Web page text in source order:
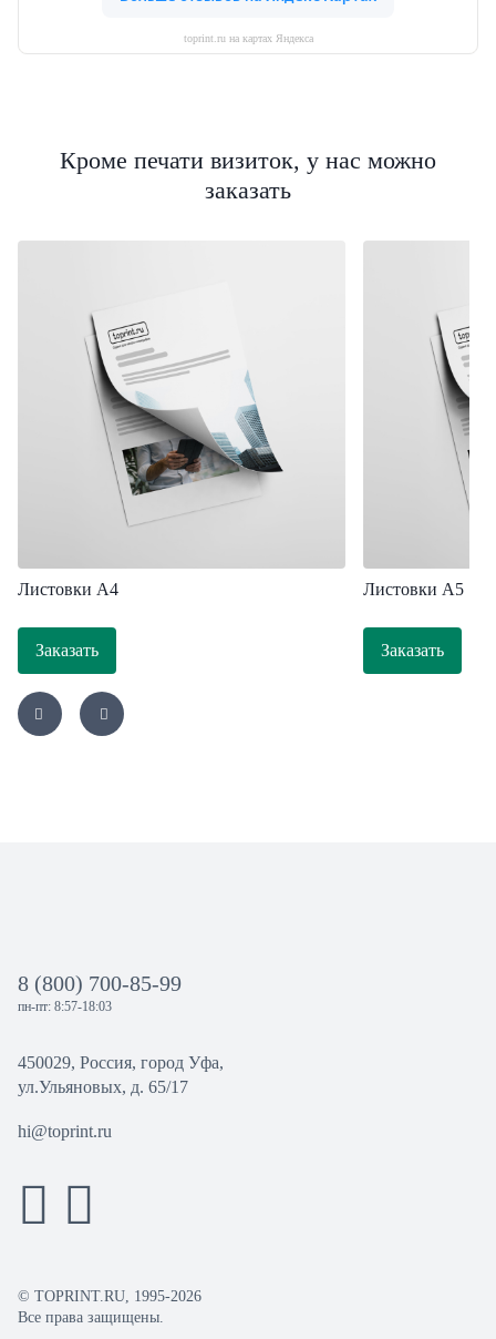
toprint.ru на картах Яндекса
Кроме печати визиток, у нас можно
заказать
Листовки A4
Заказать
Листовки А5
Заказать
8 (800) 700-85-99
пн-пт: 8:57-18:03
450029, Россия, город Уфа,
ул.Ульяновых, д. 65/17
hi@toprint.ru
© TOPRINT.RU, 1995-2026
Все права защищены.